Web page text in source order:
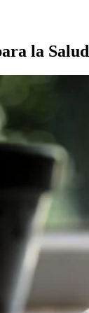
la Salud